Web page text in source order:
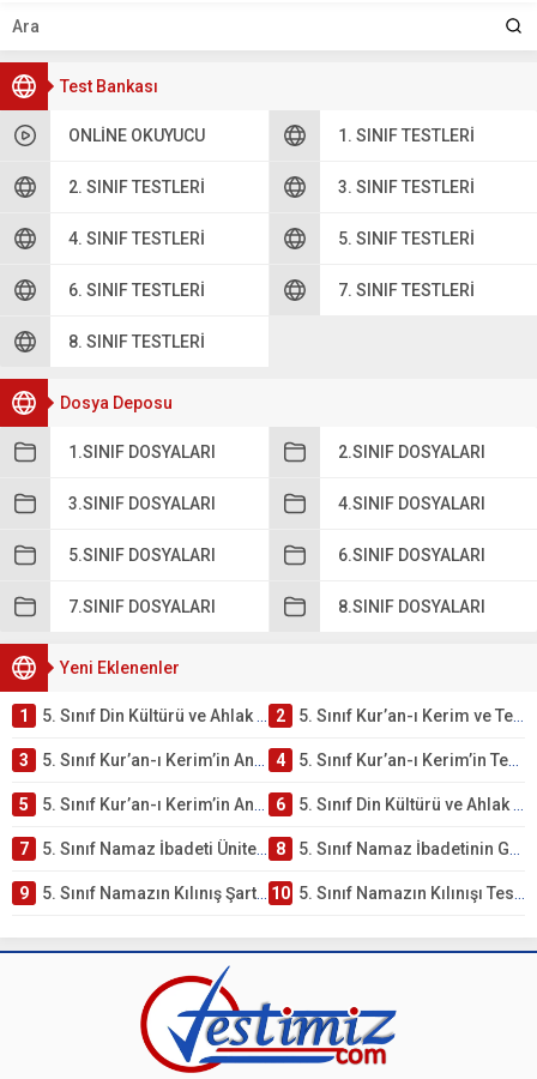
Test Bankası
ONLINE OKUYUCU 1. SINIF TESTLERI
2. SINIF TESTLERI 3. SINIF TESTLERI
4. SINIF TESTLERI 5. SINIF TESTLERI
6. SINIF TESTLERI 7. SINIF TESTLERI
8. SINIF TESTLERI
Dosya Deposu
1.SINIF DOSYALARI 2.SINIF DOSYALARI
3.SINIF DOSYALARI 4.SINIF DOSYALARI
5.SINIF DOSYALARI 6.SINIF DOSYALARI
7.SINIF DOSYALARI 8.SINIF DOSYALARI
Yeni Eklenenler
1 5. Sınıf Din Kültürü ve Ahlak Bilgisi 2. Ünite: Kur’an-ı Kerim Çalışmaları 2 5. Sınıf Kur’an-ı Kerim ve Temel Özellikleri Testi – Online Çöz
3 5. Sınıf Kur’an-ı Kerim’in Ana Konuları Testi – Online Çöz 4 5. Sınıf Kur’an-ı Kerim’in Temel Özellikleri ve Önemi Testi – Online Çöz
5 5. Sınıf Kur’an-ı Kerim’in Anlamı ve Önemi Testi – Online Çöz 6 5. Sınıf Din Kültürü ve Ahlak Bilgisi 2. Ünite: Namaz İbadeti Çalışmaları
7 5. Sınıf Namaz İbadeti Ünite Testi – Online Çöz 8 5. Sınıf Namaz İbadetinin Getirdiği Faydalar Testi
9 5. Sınıf Namazın Kılınış Şartları Testi 10 5. Sınıf Namazın Kılınışı Testi – Online Çöz